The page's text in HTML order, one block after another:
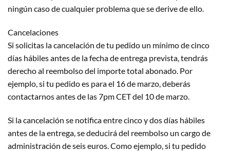
ningún caso de cualquier problema que se derive de ello.
Cancelaciones
Si solicitas la cancelación de tu pedido un mínimo de cinco
días hábiles antes de la fecha de entrega prevista, tendrás
derecho al reembolso del importe total abonado. Por
ejemplo, si tu pedido es para el 16 de marzo, deberás
contactarnos antes de las 7pm CET del 10 de marzo.
Si la cancelación se notifica entre cinco y dos días hábiles
antes de la entrega, se deducirá del reembolso un cargo de
administración de seis euros. Como ejemplo, si tu pedido